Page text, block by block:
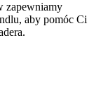
zapewniamy
aby pomóc Ci